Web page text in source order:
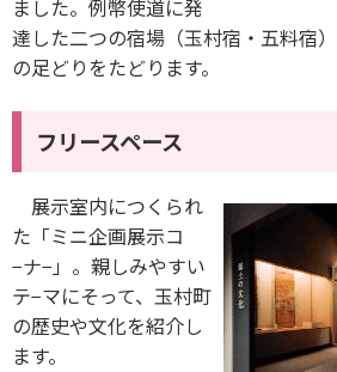
ました。例幣使道に発
達した二つの宿場（玉村宿・五料宿
の足どりをたどります。
フリースペース
展示室内につくられ
た「ミニ企画展示コ
−ナ−」。親しみやすい
テ−マにそって、玉村町
の歴史や文化を紹介し
ます。